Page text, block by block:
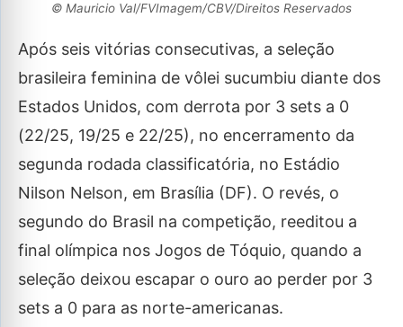
© Mauricio Val/FVImagem/CBV/Direitos Reservados
Após seis vitórias consecutivas, a seleção
brasileira feminina de vôlei sucumbiu diante dos
Estados Unidos, com derrota por 3 sets a 0
(22/25, 19/25 e 22/25), no encerramento da
segunda rodada classificatória, no Estádio
Nilson Nelson, em Brasília (DF). O revés, o
segundo do Brasil na competição, reeditou a
final olímpica nos Jogos de Tóquio, quando a
seleção deixou escapar o ouro ao perder por 3
sets a 0 para as norte-americanas.